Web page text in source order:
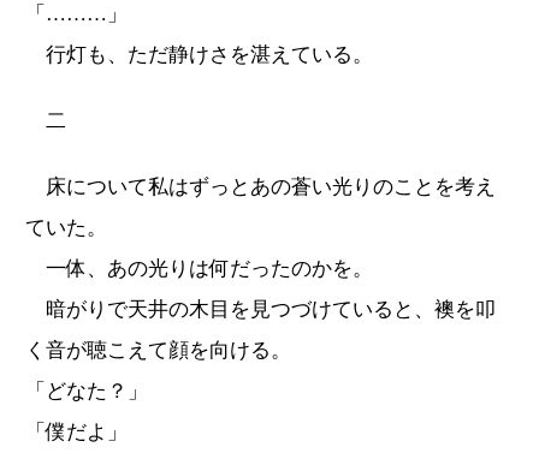
「………」
行灯も、ただ静けさを湛えている。
二
床について私はずっとあの蒼い光りのことを考え
ていた。
一体、あの光りは何だったのかを。
暗がりで天井の木目を見つづけていると、襖を叩
く音が聴こえて顔を向ける。
「どなた？」
「僕だよ」